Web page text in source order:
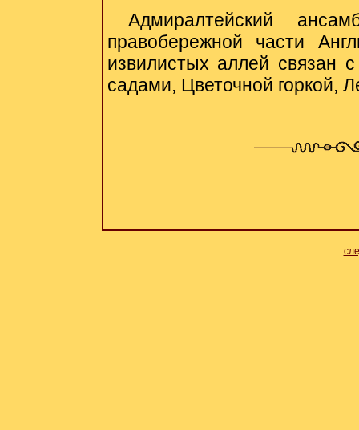
Адмиралтейский
правобережной части
извилистых аллей связан
садами, Цветочной горкой,